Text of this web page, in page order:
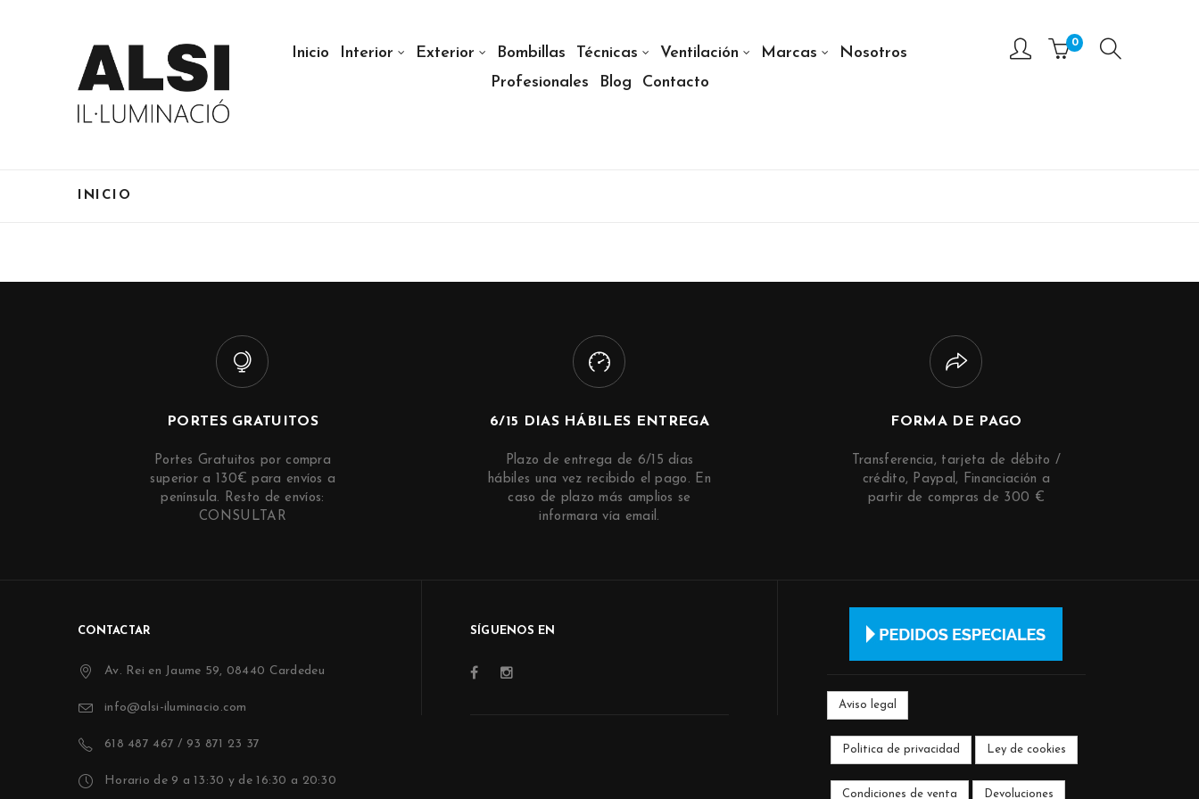
0
Inicio Interior Exterior Bombillas Técnicas Ventilación Marcas
Nosotros
Profesionales
Blog Contacto
INICIO
PORTES GRATUITOS
Portes Gratuitos por compra
superior a 130€ para envíos a
península. Resto de envíos:
CONSULTAR
6/15 DIAS HÁBILES ENTREGA
Plazo de entrega de 6/15 días
hábiles una vez recibido el pago. En
caso de plazo más amplios se
informara vía email.
FORMA DE PAGO
Transferencia, tarjeta de débito /
crédito, Paypal, Financiación a
partir de compras de 300 €
CONTACTAR
Av. Rei en Jaume 59, 08440 Cardedeu
info@alsi-iluminacio.com
618 487 467 / 93 871 23 37
Horario de 9 a 13:30 y de 16:30 a 20:30
SÍGUENOS EN
Aviso legal
Politica de privacidad Ley de cookies
Condiciones de venta Devoluciones